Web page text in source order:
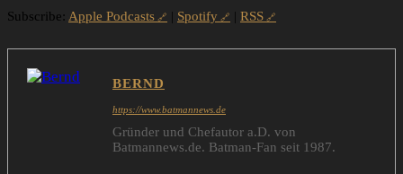
Subscribe: Apple Podcasts | Spotify | RSS
BERND
https://www.batmannews.de
Gründer und Chefautor a.D. von
Batmannews.de. Batman-Fan seit 1987.